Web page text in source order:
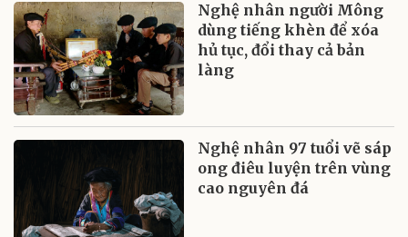
Nghệ nhân người Mông
dùng tiếng khèn để xóa
hủ tục, đổi thay cả bản
làng
Nghệ nhân 97 tuổi vẽ sáp
ong điêu luyện trên vùng
cao nguyên đá